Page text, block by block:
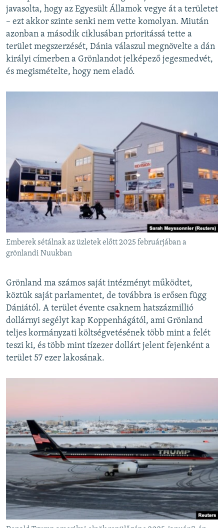
javasolta, hogy az Egyesült Államok vegye át a területet
– ezt akkor szinte senki nem vette komolyan. Miután
azonban a második ciklusában prioritássá tette a
terület megszerzését, Dánia válaszul megnövelte a dán
királyi címerben a Grönlandot jelképező jegesmedvét,
és megismételte, hogy nem eladó.
Emberek sétálnak az üzletek előtt 2025 februárjában a
grönlandi Nuukban
Grönland ma számos saját intézményt működtet,
köztük saját parlamentet, de továbbra is erősen függ
Dániától. A terület évente csaknem hatszázmillió
dollárnyi segélyt kap Koppenhágától, ami Grönland
teljes kormányzati költségvetésének több mint a felét
teszi ki, és több mint tízezer dollárt jelent fejenként a
terület 57 ezer lakosának.